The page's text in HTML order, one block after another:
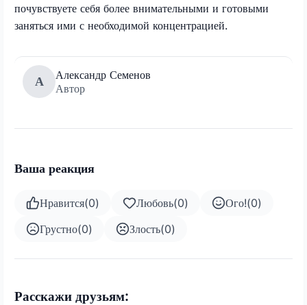
почувствуете себя более внимательными и готовыми
заняться ими с необходимой концентрацией.
А
Александр Семенов
Автор
Ваша реакция
Нравится(0) Любовь(0) Ого!(0)
Грустно(0) Злость(0)
Расскажи друзьям: